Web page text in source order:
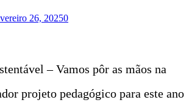
26, 20250
– Vamos pôr as mãos na
projeto pedagógico para este ano